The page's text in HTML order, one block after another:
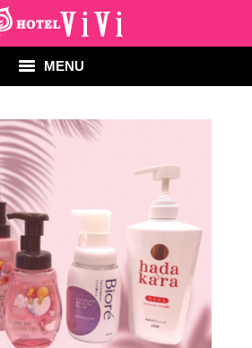
MENU
覧
news By